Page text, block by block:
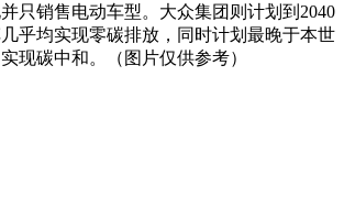
只销售电动车型。大众集团则计划到2040
乎均实现零碳排放，同时计划最晚于本世
现碳中和。（图片仅供参考）